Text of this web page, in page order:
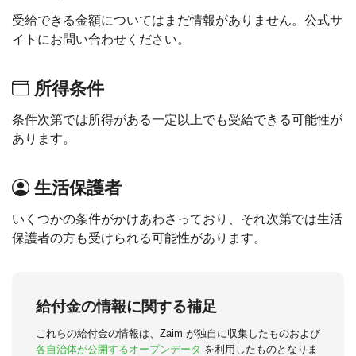
受給できる金額についてはまだ情報がありません。公式サ
イトにお問い合わせください。
所得条件
条件次第では所得がある一定以上でも受給できる可能性が
あります。
生活保護者
いくつかの条件がかけあわさっており、それ次第では生活
保護者の方も受けられる可能性があります。
給付金の情報に関する補足
これらの給付金の情報は、Zaim が独自に収集したものおよび
各自治体が公開するオープンデータ を利用したものとなりま